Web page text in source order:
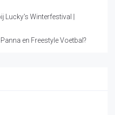
Lucky's Winterfestival |
en Freestyle Voetbal?